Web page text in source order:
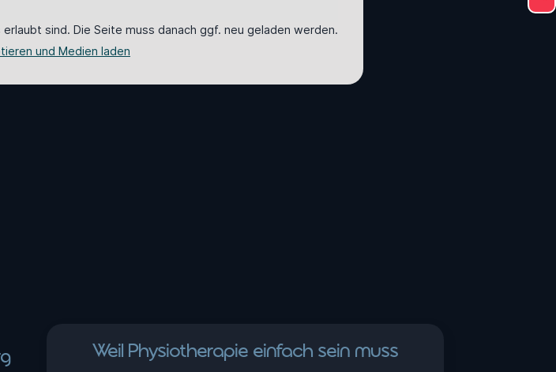
sind. Die Seite muss danach ggf. neu geladen werden.
und Medien laden
Weil Physiotherapie einfach sein muss